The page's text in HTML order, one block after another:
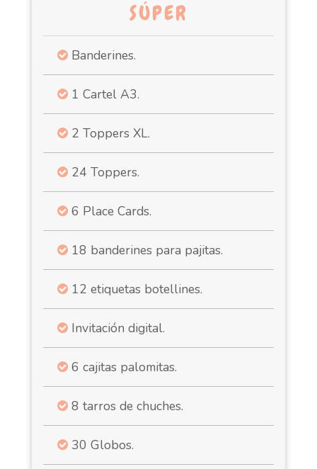
SÚPER
Banderines.
1 Cartel A3.
2 Toppers XL.
24 Toppers.
6 Place Cards.
18 banderines para pajitas.
12 etiquetas botellines.
Invitación digital.
6 cajitas palomitas.
8 tarros de chuches.
30 Globos.